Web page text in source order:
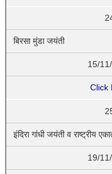
बिरसा मुंडा जयंती
15/
Click
इंदिरा गांधी जयंती व राष्ट्रीय
19/